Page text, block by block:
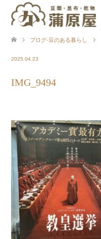
ブログ-豆のある暮らし
2025.04.23
IMG_9494